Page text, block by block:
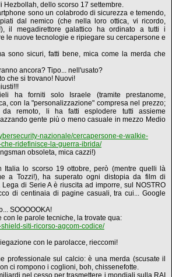
Hezbollah, dello scorso 17 settembre.
sono un colabrodo di sicurezza e temendo,
dal nemico (che nella loro ottica, vi ricordo,
il megadirettore galattico ha ordinato a tutti i
le nuove tecnologie e ripiegare su cercapersone e
sono sicuri, fatti bene, mica come la merda che
ancora? Tipo... nell'usato?
che si trovano! Nuovi!
ha forniti solo Israele (tramite prestanome,
con la "personalizzazione" compresa nel prezzo;
da remoto, li ha fatti esplodere tutti assieme
gente più o meno casuale in mezzo Medio
nazionale/cercapersone-e-walkie-
ridefinisce-la-guerra-ibrida/
obsoleta, mica cazzi!)
Italia lo scorso 19 ottobre, però (mentre quelli là
a Tozzi!), ha superato ogni distopia da film di
di Serie A è riuscita ad imporre, sul NOSTRO
di centinaia di pagine casuali, tra cui... Google
SOOOOOKA!
le parole tecniche, la trovate qua:
siti-ricorso-agcom-codice/
con le parolacce, rieccomi!
professionale sul calcio: è una merda (scusate il
ci rompono i coglioni, boh, chissenefotte.
nel cesso per trasmettere i mondiali sulla RAI